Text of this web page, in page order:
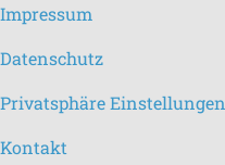
Impressum
Datenschutz
Privatsphäre Einstellungen
Kontakt